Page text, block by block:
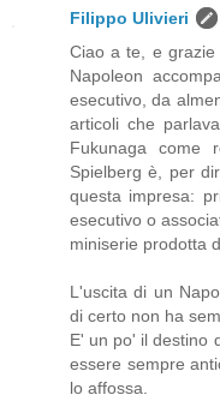
Filippo Ulivieri
Ciao a te, e
Napoleon
esecutivo, da
articoli che
Fukunaga come
Spielberg è, per
questa impresa:
esecutivo o
miniserie prodotta
L'uscita di un
di certo non ha
E' un po' il destino
essere sempre
lo affossa.